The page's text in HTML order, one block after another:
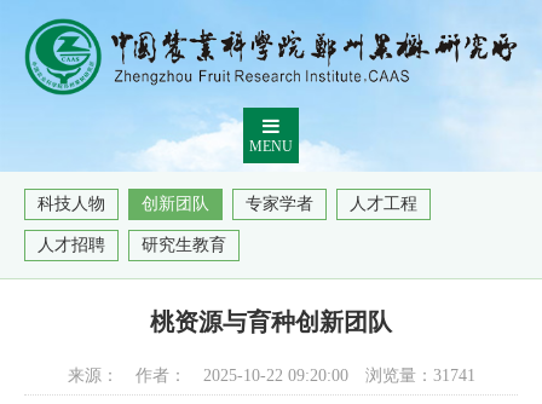
MENU
科技人物 创新团队 专家学者 人才工程
人才招聘 研究生教育
桃资源与育种创新团队
来源： 作者： 2025-10-22 09:20:00 浏览量： 31741